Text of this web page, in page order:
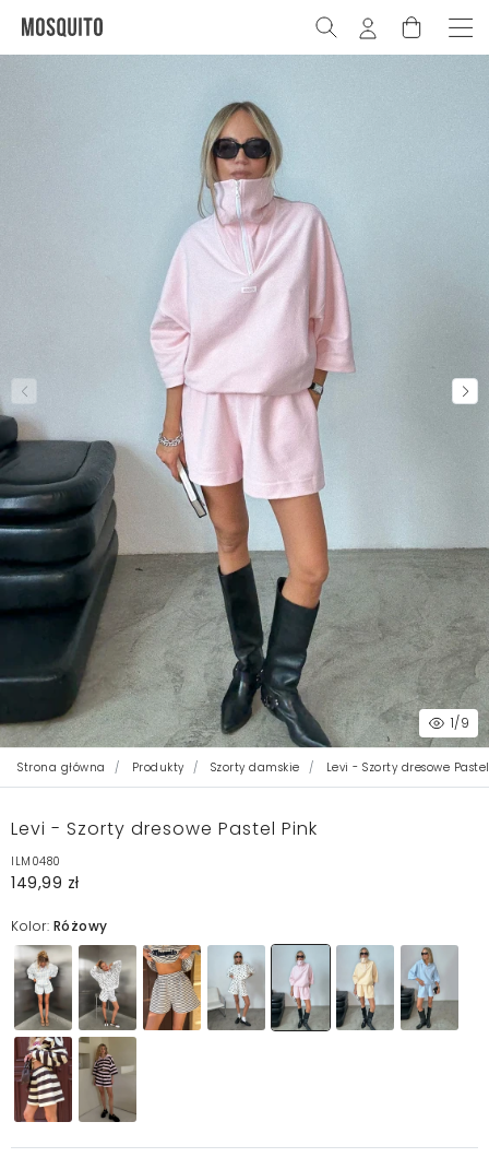
1/9
Strona główna Produkty Szorty damskie Levi - Szorty dresowe
Levi - Szorty dresowe Pastel Pink
ILM0480
149,99 zł
Kolor: Różowy